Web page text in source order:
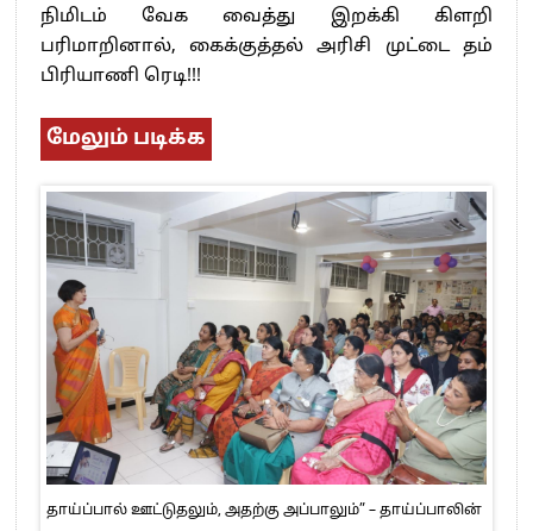
நிமிடம் வேக வைத்து இறக்கி கிளறி
பரிமாறினால், கைக்குத்தல் அரிசி முட்டை தம்
பிரியாணி ரெடி!!!
மேலும் படிக்க
தாய்ப்பால் ஊட்டுதலும், அதற்கு அப்பாலும்” – தாய்ப்பாலின்